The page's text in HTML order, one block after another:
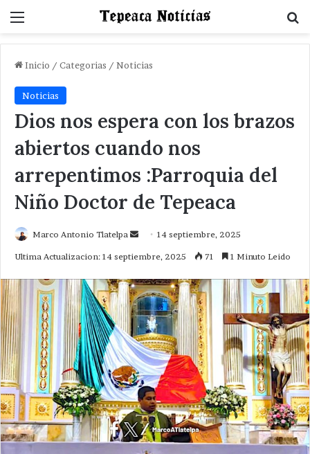
Menu
Inicio / Categorias / Noticias
Noticias
Dios nos espera con los brazos
abiertos cuando nos
arrepentimos :Parroquia del
Niño Doctor de Tepeaca
Marco Antonio Tlatelpa
Send14 septiembre, 2025
Ultima Actualizacion: 14 septiembre, 2025 71 1 Minuto Leido